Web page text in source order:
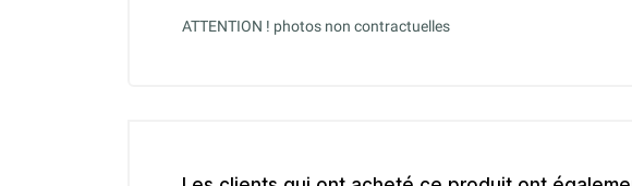
ATTENTION ! photos non contractuelles